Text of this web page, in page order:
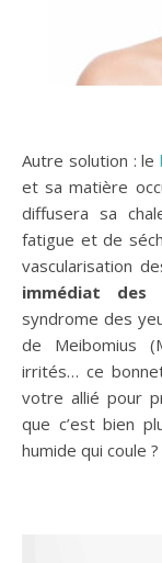
Autre solution : le
et sa matière
diffusera sa
fatigue et de
vascularisation
immédiat
syndrome des
de Meibomius
irrités… ce
votre allié pour
que c’est bien
humide qui coule ?